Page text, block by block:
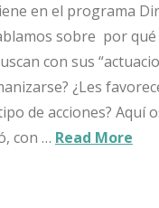
en el programa
sobre por qué
con sus
¿Les
de acciones? Aquí
con … Read More